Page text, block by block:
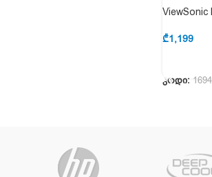
ViewSonic
₾1,199
კოდი: